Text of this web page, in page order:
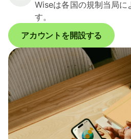
Wiseは各国の規制当局に
す。
アカウントを開設する